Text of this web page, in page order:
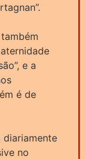
e a
é de
diariamente
no